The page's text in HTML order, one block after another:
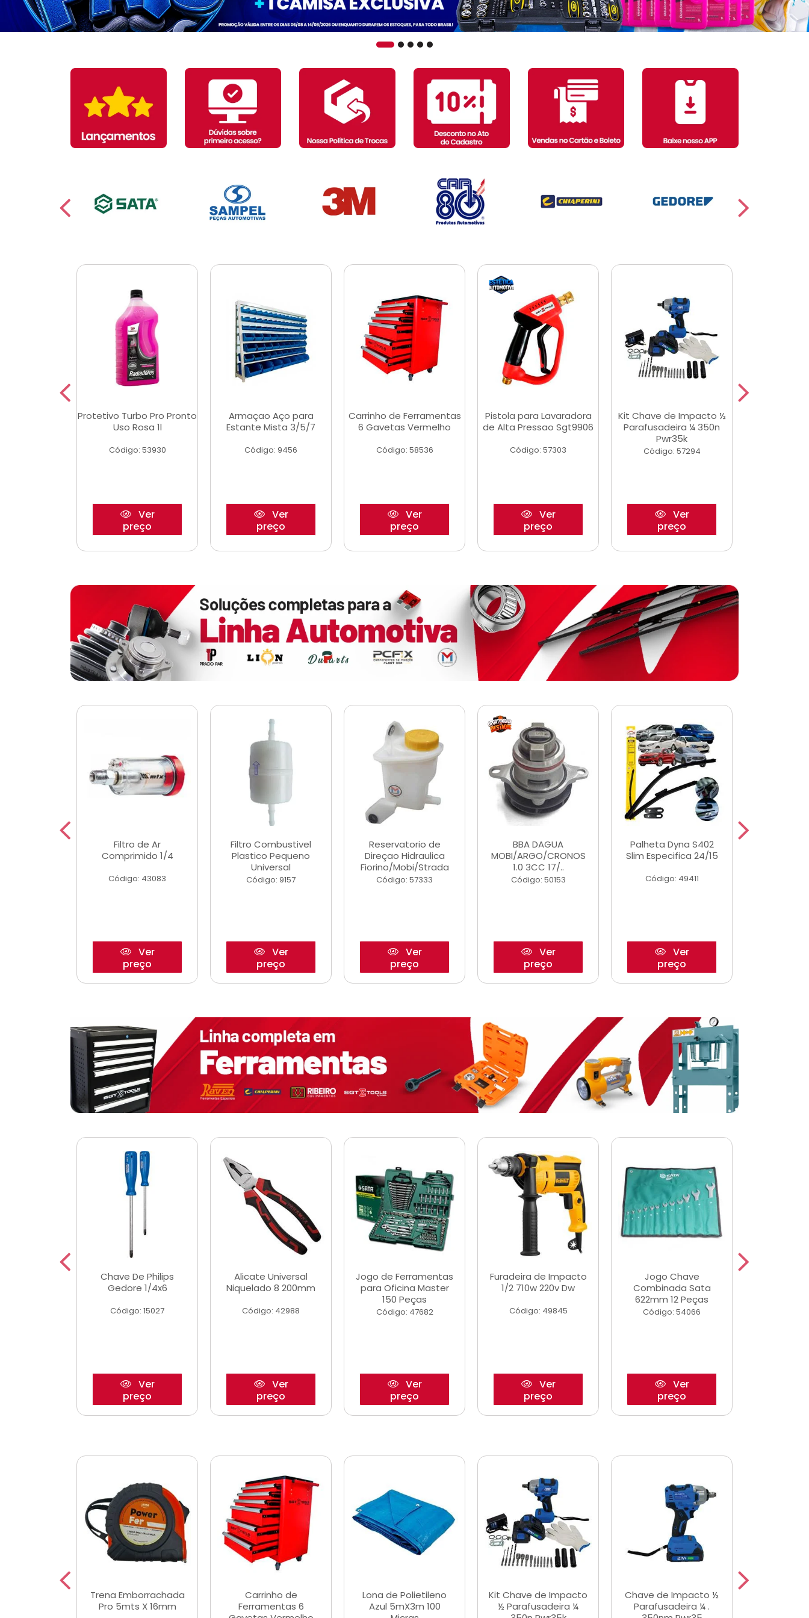
Protetivo Turbo Pro Pronto
Uso Rosa 1l
Código: 53930
Ver
preço
Armaçao Aço para
Estante Mista 3/5/7
Código: 9456
Ver
preço
Carrinho de Ferramentas
6 Gavetas Vermelho
Código: 58536
Ver
preço
Pistola para Lavaradora
de Alta Pressao Sgt9906
Código: 57303
Ver
preço
Kit Chave de Impacto ½
Parafusadeira ¼ 350n
Pwr35k
Código: 57294
Ver
preço
Filtro de Ar
Comprimido 1/4
Código: 43083
Ver
preço
Filtro Combustivel
Plastico Pequeno
Universal
Código: 9157
Ver
preço
Reservatorio de
Direçao Hidraulica
Fiorino/Mobi/Strada
Código: 57333
Ver
preço
BBA DAGUA
MOBI/ARGO/CRONOS
1.0 3CC 17/..
Código: 50153
Ver
preço
Palheta Dyna S402
Slim Especifica 24/15
Código: 49411
Ver
preço
Chave De Philips
Gedore 1/4x6
Código: 15027
Ver
preço
Alicate Universal
Niquelado 8 200mm
Código: 42988
Ver
preço
Jogo de Ferramentas
para Oficina Master
150 Peças
Código: 47682
Ver
preço
Furadeira de Impacto
1/2 710w 220v Dw
Código: 49845
Ver
preço
Jogo Chave
Combinada Sata
622mm 12 Peças
Código: 54066
Ver
preço
Trena Emborrachada
Pro 5mts X 16mm
Carrinho de
Ferramentas 6
Lona de Polietileno
Azul 5mX3m 100
Kit Chave de Impacto
½ Parafusadeira ¼
Chave de Impacto ½
Parafusadeira ¼ .